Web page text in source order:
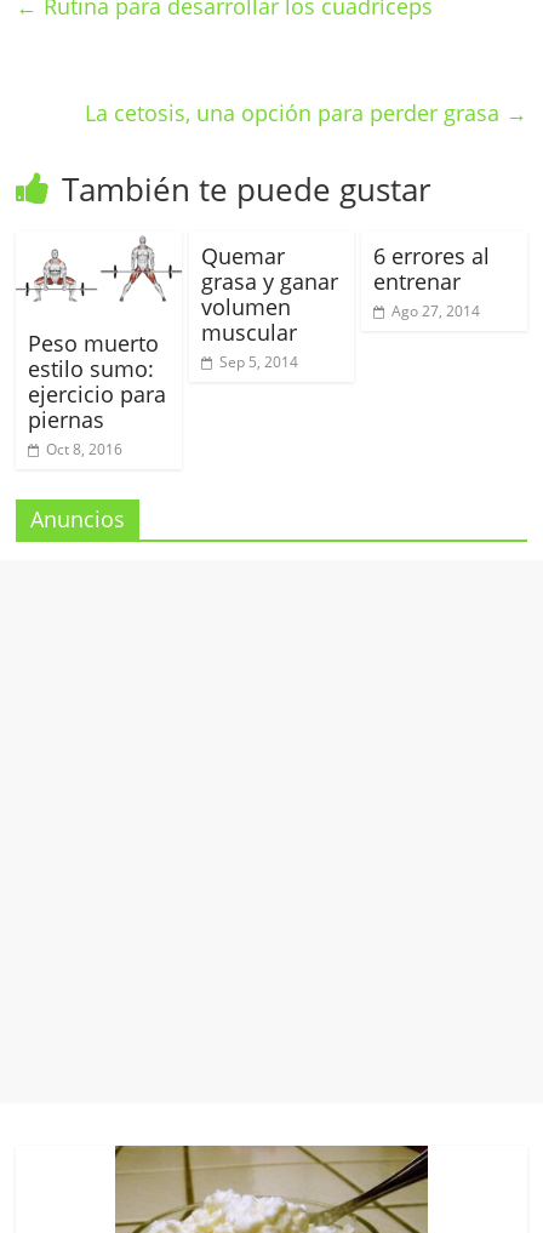
La cetosis, una opción para perder grasa →
También te puede gustar
Peso muerto
estilo sumo:
ejercicio para
piernas
Oct 8, 2016
Quemar
grasa y ganar
volumen
muscular
Sep 5, 2014
6 errores al
entrenar
Ago 27, 2014
Anuncios